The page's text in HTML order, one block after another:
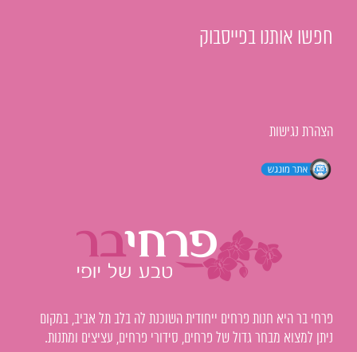
חפשו אותנו בפייסבוק
הצהרת נגישות
פרחי בר היא חנות פרחים ייחודית השוכנת לה בלב תל אביב, במקום
ניתן למצוא מבחר גדול של פרחים, סידורי פרחים, עציצים ומתנות.